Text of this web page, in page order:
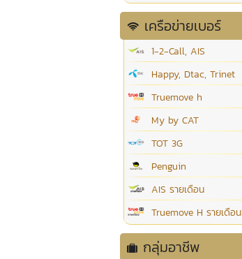
เครือข่ายเบอร์
1-2-Call, AIS
Happy, Dtac, Trinet
Truemove h
My by CAT
TOT 3G
Penguin
AIS รายเดือน
Truemove H รายเดือน
กลุ่มอาชีพ